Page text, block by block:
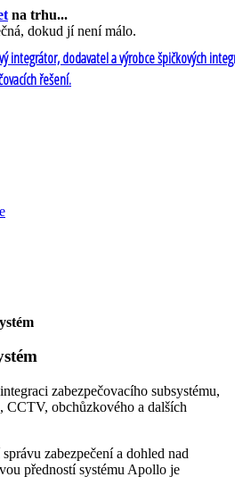
na trhu...
dokud jí není málo.
integrátor, dodavatel a výrobce špičkových
řešení.
zabezpečovacího subsystému,
CCTV, obchůzkového a dalších
zabezpečení a dohled nad
předností systému Apollo je